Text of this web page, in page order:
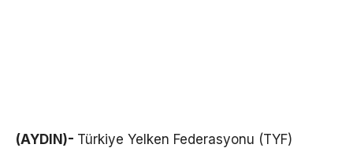
(AYDIN)- Türkiye Yelken Federasyonu (TYF)